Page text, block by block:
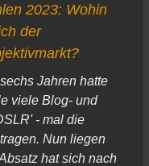
2023: Wohin
der
Jahren hatte
viele Blog- und
- mal die
Nun liegen
hat sich nach